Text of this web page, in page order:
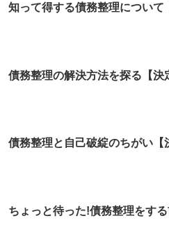
知って得する債務整理について
債務整理の解決方法を探る【決
債務整理と自己破綻のちがい【
ちょっと待った!債務整理をする